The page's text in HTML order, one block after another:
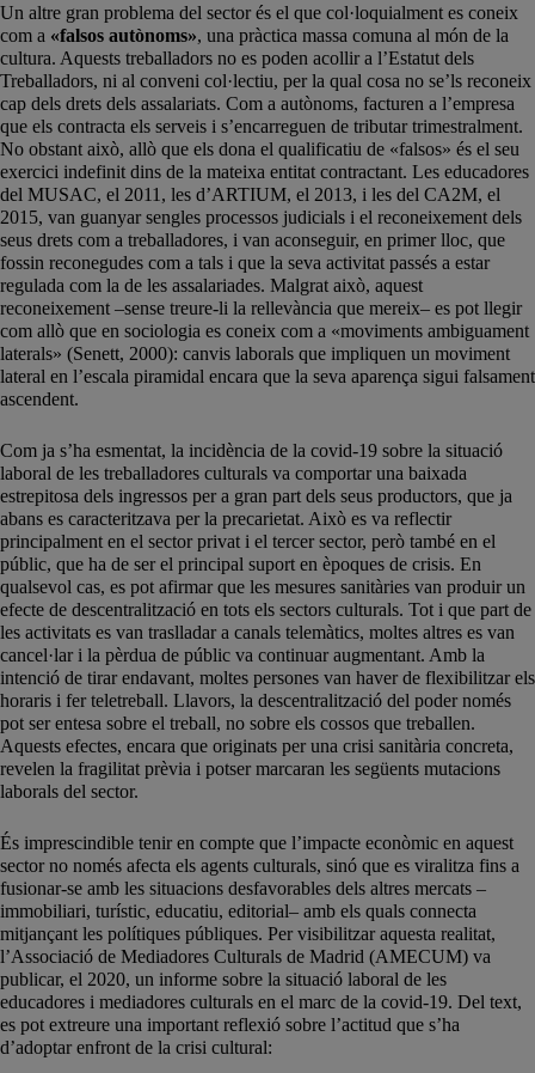
Un altre gran problema del sector és el que col·loquialment es coneix
com a «falsos autònoms», una pràctica massa comuna al món de la
cultura. Aquests treballadors no es poden acollir a l’Estatut dels
Treballadors, ni al conveni col·lectiu, per la qual cosa no se’ls reconeix
cap dels drets dels assalariats. Com a autònoms, facturen a l’empresa
que els contracta els serveis i s’encarreguen de tributar trimestralment.
No obstant això, allò que els dona el qualificatiu de «falsos» és el seu
exercici indefinit dins de la mateixa entitat contractant. Les educadores
del MUSAC, el 2011, les d’ARTIUM, el 2013, i les del CA2M, el
2015, van guanyar sengles processos judicials i el reconeixement dels
seus drets com a treballadores, i van aconseguir, en primer lloc, que
fossin reconegudes com a tals i que la seva activitat passés a estar
regulada com la de les assalariades. Malgrat això, aquest
reconeixement –sense treure-li la rellevància que mereix– es pot llegir
com allò que en sociologia es coneix com a «moviments ambiguament
laterals» (Senett, 2000): canvis laborals que impliquen un moviment
lateral en l’escala piramidal encara que la seva aparença sigui falsament
ascendent.
Com ja s’ha esmentat, la incidència de la covid-19 sobre la situació
laboral de les treballadores culturals va comportar una baixada
estrepitosa dels ingressos per a gran part dels seus productors, que ja
abans es caracteritzava per la precarietat. Això es va reflectir
principalment en el sector privat i el tercer sector, però també en el
públic, que ha de ser el principal suport en èpoques de crisis. En
qualsevol cas, es pot afirmar que les mesures sanitàries van produir un
efecte de descentralització en tots els sectors culturals. Tot i que part de
les activitats es van traslladar a canals telemàtics, moltes altres es van
cancel·lar i la pèrdua de públic va continuar augmentant. Amb la
intenció de tirar endavant, moltes persones van haver de flexibilitzar els
horaris i fer teletreball. Llavors, la descentralització del poder només
pot ser entesa sobre el treball, no sobre els cossos que treballen.
Aquests efectes, encara que originats per una crisi sanitària concreta,
revelen la fragilitat prèvia i potser marcaran les següents mutacions
laborals del sector.
És imprescindible tenir en compte que l’impacte econòmic en aquest
sector no només afecta els agents culturals, sinó que es viralitza fins a
fusionar-se amb les situacions desfavorables dels altres mercats –
immobiliari, turístic, educatiu, editorial– amb els quals connecta
mitjançant les polítiques públiques. Per visibilitzar aquesta realitat,
l’Associació de Mediadores Culturals de Madrid (AMECUM) va
publicar, el 2020, un informe sobre la situació laboral de les
educadores i mediadores culturals en el marc de la covid-19. Del text,
es pot extreure una important reflexió sobre l’actitud que s’ha
d’adoptar enfront de la crisi cultural: